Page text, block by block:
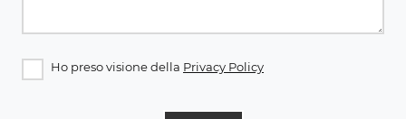
Ho preso visione della Privacy Policy